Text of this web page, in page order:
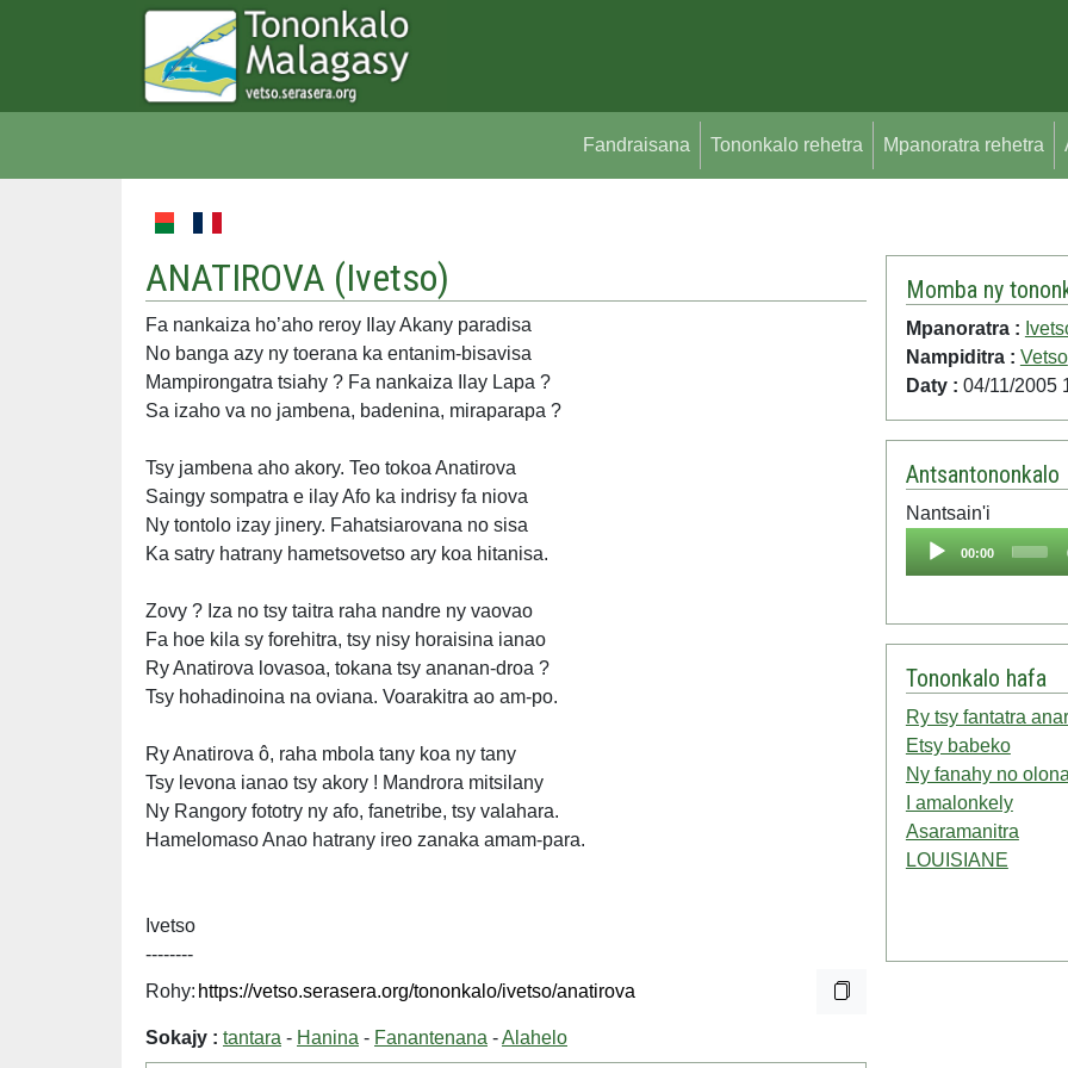
Fandraisana Tononkalo rehetra Mpanoratra rehetra
ANATIROVA (Ivetso)
Fa nankaiza ho’aho reroy Ilay Akany paradisa
No banga azy ny toerana ka entanim-bisavisa
Mampirongatra tsiahy ? Fa nankaiza Ilay Lapa ?
Sa izaho va no jambena, badenina, miraparapa ?
Tsy jambena aho akory. Teo tokoa Anatirova
Saingy sompatra e ilay Afo ka indrisy fa niova
Ny tontolo izay jinery. Fahatsiarovana no sisa
Ka satry hatrany hametsovetso ary koa hitanisa.
Zovy ? Iza no tsy taitra raha nandre ny vaovao
Fa hoe kila sy forehitra, tsy nisy horaisina ianao
Ry Anatirova lovasoa, tokana tsy ananan-droa ?
Tsy hohadinoina na oviana. Voarakitra ao am-po.
Ry Anatirova ô, raha mbola tany koa ny tany
Tsy levona ianao tsy akory ! Mandrora mitsilany
Ny Rangory fototry ny afo, fanetribe, tsy valahara.
Hamelomaso Anao hatrany ireo zanaka amam-para.
Ivetso
--------
Rohy:
Sokajy : tantara - Hanina - Fanantenana -Alahelo
Momba ny
Mpanoratra :
Nampiditra : Vetso
Daty : 04/11/2005
Antsantononkalo
Nantsain'i
Audio
00:00
Tononkalo hafa
Ry tsy fantatra
Etsy babeko
Ny fanahy no olona
I amalonkely
Asaramanitra
LOUISIANE